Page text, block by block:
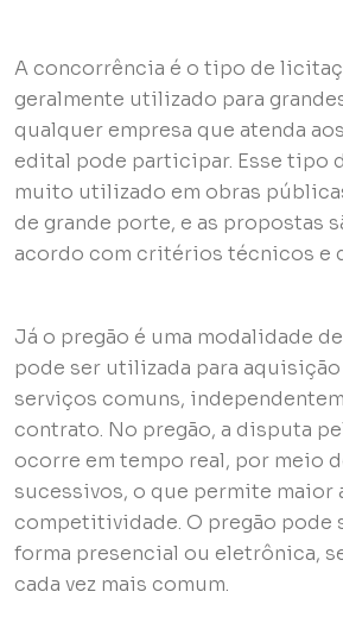
A concorrência é o tipo de
geralmente utilizado para
qualquer empresa que atenda
edital pode participar. Esse tipo
muito utilizado em obras
de grande porte, e as propostas
acordo com critérios técnicos e
Já o pregão é uma modalidade
pode ser utilizada para aquisição
serviços comuns,
contrato. No pregão, a disputa
ocorre em tempo real, por meio
sucessivos, o que permite maior
competitividade. O pregão pode
forma presencial ou eletrônica,
cada vez mais comum.